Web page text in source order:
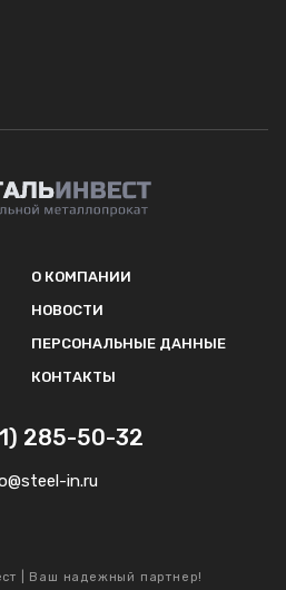
О КОМПАНИИ
НОВОСТИ
ПЕРСОНАЛЬНЫЕ ДАННЫЕ
КОНТАКТЫ
285-50-32
in.ru
| Ваш надежный партнер!